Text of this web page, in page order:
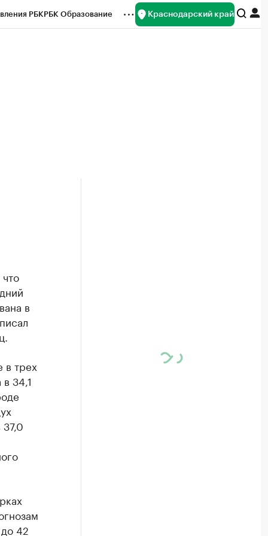
РБКРБК Образование Краснодарский край
в
в трех
34,1
42